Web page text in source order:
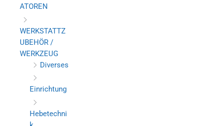
ATOREN
WERKSTATTZ
UBEHÖR /
WERKZEUG
Diverses
Einrichtung
Hebetechni